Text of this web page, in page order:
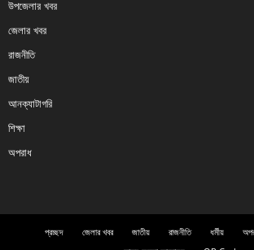
উপজেলার খবর
জেলার খবর
রাজনীতি
জাতীয়
আনক্যাটাগরি
শিক্ষা
অপরাধ
প্রচ্ছদ জেলার খবর জাতীয় রাজনীতি ধর্মীয়